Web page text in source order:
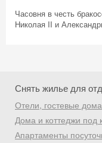
Часовня в честь
Николая II и
Снять жилье для
Отели, гостевые дома
Дома и коттеджи под
Апартаменты